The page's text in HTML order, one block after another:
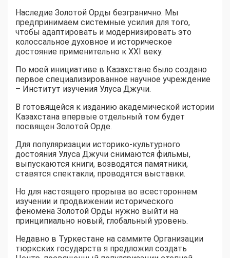
Наследие Золотой Орды безгранично. Мы
предпринимаем системные усилия для того,
чтобы адаптировать и модернизировать это
колоссальное духовное и историческое
достояние применительно к XXI веку.
По моей инициативе в Казахстане было создано
первое специализированное научное учреждение
– Институт изучения Улуса Джучи.
В готовящейся к изданию академической истории
Казахстана впервые отдельный том будет
посвящен Золотой Орде.
Для популяризации историко-культурного
достояния Улуса Джучи снимаются фильмы,
выпускаются книги, возводятся памятники,
ставятся спектакли, проводятся выставки.
Но для настоящего прорыва во всестороннем
изучении и продвижении исторического
феномена Золотой Орды нужно выйти на
принципиально новый, глобальный уровень.
Недавно в Туркестане на саммите Организации
тюркских государств я предложил создать